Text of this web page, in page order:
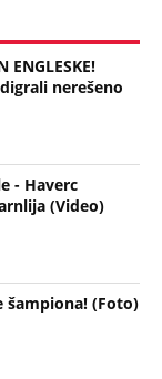
ENGLESKE!
nerešeno
- Haverc
(Video)
šampiona! (Foto)